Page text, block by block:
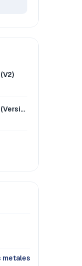
(Everything I Do) I Do It For You (Versión 2)
metales